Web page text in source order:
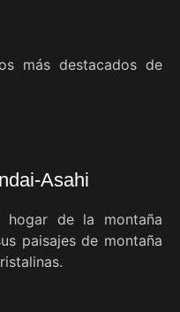
más destacados de
Asahi
hogar de la montaña
paisajes de montaña